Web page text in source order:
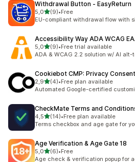
Withdrawal Button ‑ EasyReturn
5,05 yıldız üzerinden
(9)
toplam 9 değerlendirme
•Free
EU-compliant withdrawal flow with
Accessibility Way ADA WCAG
5,05 yıldız üzerinden
(9)
toplam 9 değerlendirme
•Free trial available
ADA & WCAG 2.2 solution w/ AI
Cookiebot CMP: Privacy Consent
2,95 yıldız üzerinden
(4)
toplam 4 değerlendirme
•Free plan available
Automated Google-certified
CheckMate Terms and
4,55 yıldız üzerinden
(14)
toplam 14 değerlendirme
•Free plan available
Terms checkbox and age gate for
Age Verification & Age Gate 18
5,05 yıldız üzerinden
(6)
toplam 6 değerlendirme
•Free
Age check & verification popup for